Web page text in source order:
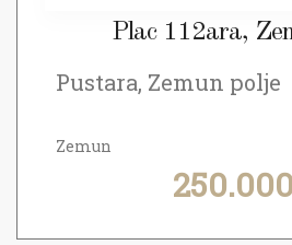
Plac 112ara,
Pustara, Zemun polje
Zemun